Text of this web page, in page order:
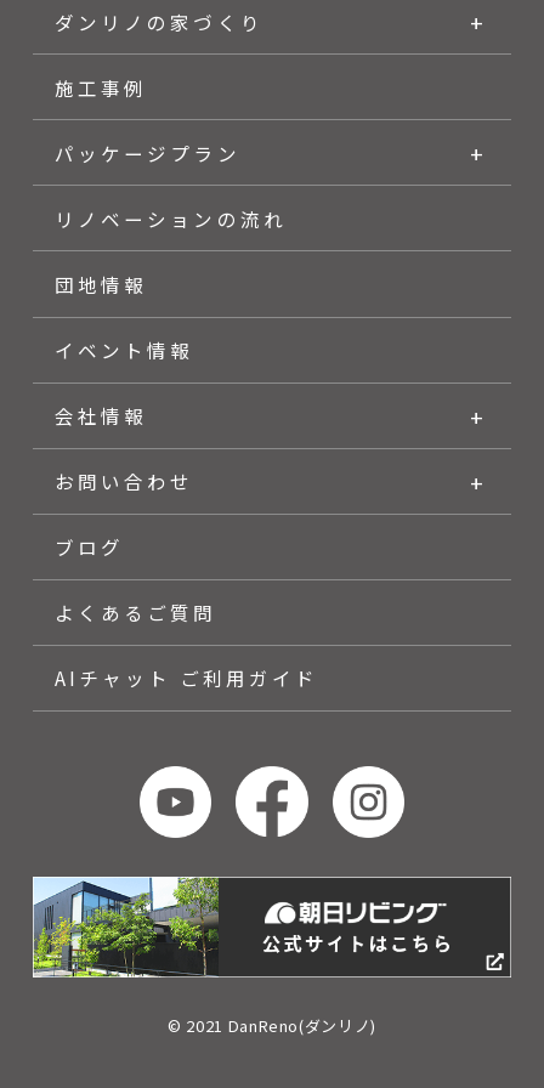
ダンリノの家づくり
施工事例
パッケージプラン
リノベーションの流れ
団地情報
イベント情報
会社情報
お問い合わせ
ブログ
よくあるご質問
AIチャット ご利用ガイド
© 2021 DanReno(ダンリノ)